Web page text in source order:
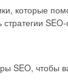
которые
SEO, чтобы